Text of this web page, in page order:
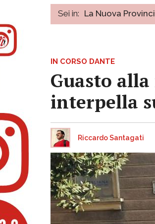
Sei in: La Nuova
IN CORSO DANTE
Guasto
interpella
Riccardo Santagati